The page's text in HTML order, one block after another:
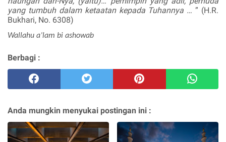
yang tumbuh dalam ketaatan kepada Tuhannya … ” (H.R.
Bukhari, No. 6308)
Wallahu a’lam bi ashowab
Berbagi :
Anda mungkin menyukai postingan ini :